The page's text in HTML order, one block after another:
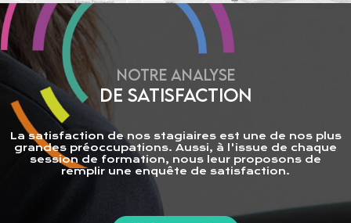
NOTRE ANALYSE
DE SATISFACTION
La satisfaction de nos stagiaires est une de nos plus
grandes préoccupations. Aussi, à l'issue de chaque
session de formation, nous leur proposons de
remplir une enquête de satisfaction.